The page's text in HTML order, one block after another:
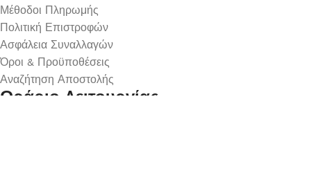
Μέθοδοι Πληρωμής
Πολιτική Επιστροφών
Ασφάλεια Συναλλαγών
Όροι & Προϋποθέσεις
Αναζήτηση Αποστολής
Ωράριο Λειτουργίας